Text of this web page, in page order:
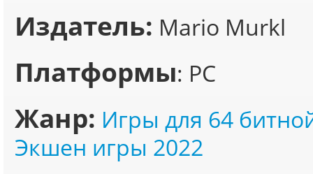
Издатель: Mario Murkl
Платформы: PC
Жанр: Игры для 64
Экшен игры 2022